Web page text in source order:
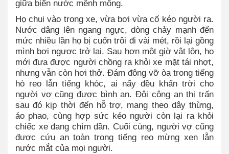
giữa biển nước mênh mông.
Họ chui vào trong xe, vừa bơi vừa cố kéo người ra.
Nước dâng lên ngang ngực, dòng chảy mạnh đến
mức nhiều lần họ bị cuốn trôi đi vài mét, rồi lại gồng
mình bơi ngược trở lại. Sau hơn một giờ vật lộn, họ
mới đưa được người chồng ra khỏi xe mặt tái nhợt,
nhưng vẫn còn hơi thở. Đám đông vỡ òa trong tiếng
hò reo lẫn tiếng khóc, ai nấy đều khấn trời cho
người vợ cũng được bình an. Đội công an thị trấn
sau đó kịp thời đến hỗ trợ, mang theo dây thừng,
áo phao, cùng hợp sức kéo người còn lại ra khỏi
chiếc xe đang chìm dần. Cuối cùng, người vợ cũng
được cứu an toàn trong tiếng reo mừng xen lẫn
nước mắt của mọi người.